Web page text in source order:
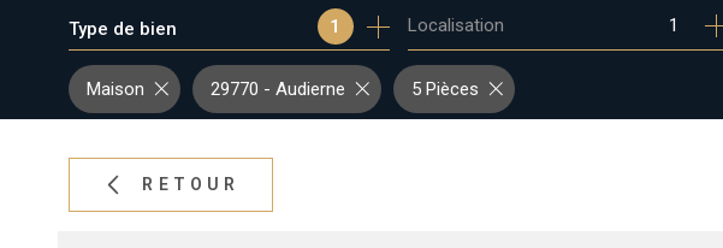
DE L'ANCIEN
DU NEUF
DE L'IMMO PRO
Type de bien 1 1
Localisation
Maison 29770 - Audierne 5 Pièces
RETOUR